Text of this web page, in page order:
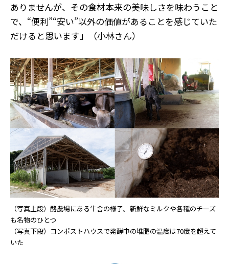
ありませんが、その食材本来の美味しさを味わうこと
で、“便利”“安い”以外の価値があることを感じていた
だけると思います」（小林さん）
（写真上段）酪農場にある牛舎の様子。新鮮なミルクや各種のチーズ
も名物のひとつ
（写真下段）コンポストハウスで発酵中の堆肥の温度は70度を超えて
いた